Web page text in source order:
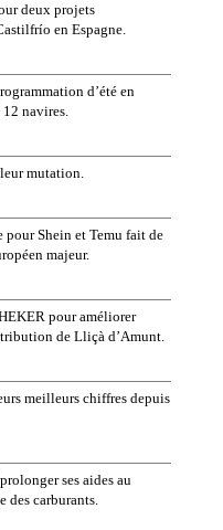
deux projets
en Espagne.
d’été en
navires.
mutation.
Shein et Temu fait de
majeur.
pour améliorer
de Lliçà d’Amunt.
meilleurs chiffres depuis
ses aides au
des carburants.